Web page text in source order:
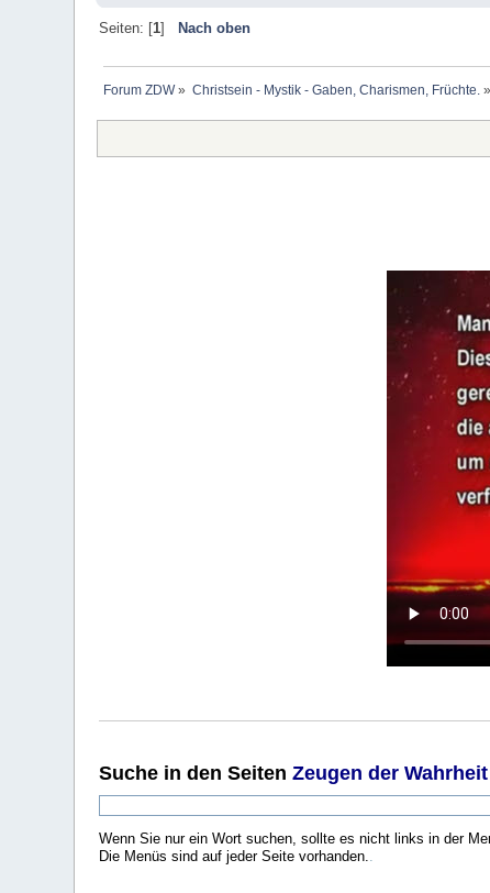
Seiten: [1]
Nach oben
Forum ZDW» Christsein - Mystik - Gaben, Charismen, Früchte.»
Suche in den SeitenZeugen der Wahrheit
Wenn Sie nur ein Wort suchen, sollte es nicht links in der
Die Menüs sind auf jeder Seite vorhanden..